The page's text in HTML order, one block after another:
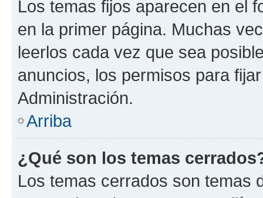
Los temas fijos aparecen en el
en la primer página. Muchas
leerlos cada vez que sea
anuncios, los permisos para
Administración.
Arriba
¿Qué son los temas
Los temas cerrados son temas